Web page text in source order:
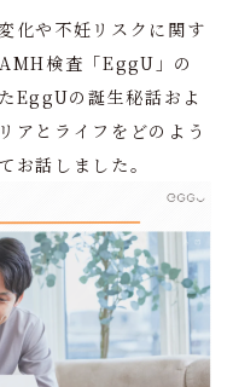
化や不妊リスクに関す
検査「EggU」の
EggUの誕生秘話およ
アとライフをどのよう
お話しました。